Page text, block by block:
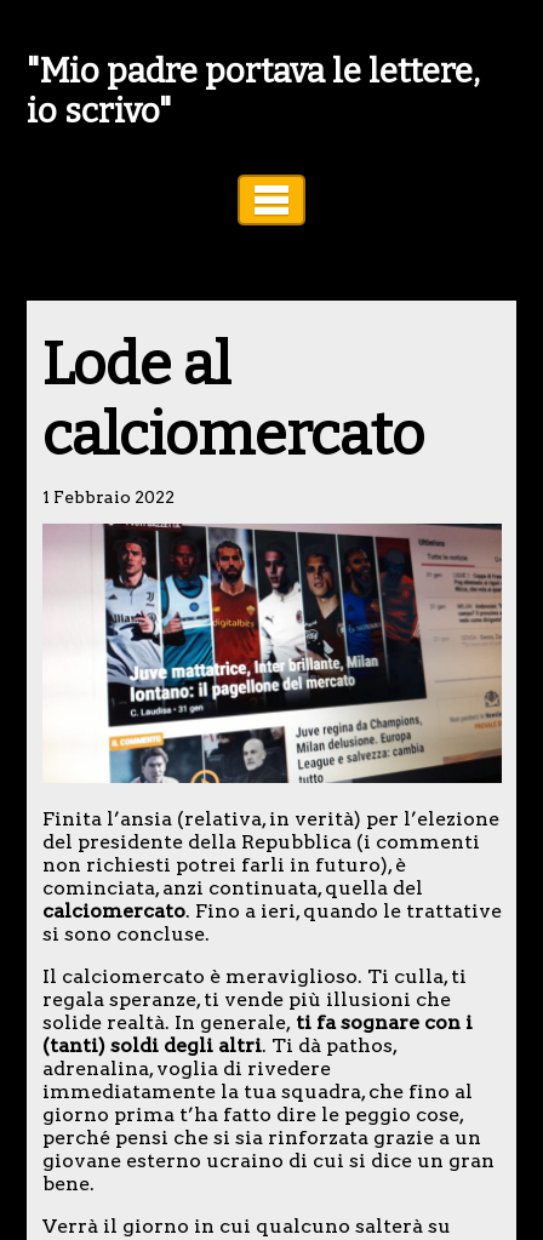
"Mio padre portava le lettere,
io scrivo"
Lode al
calciomercato
1 Febbraio 2022
Finita l’ansia (relativa, in verità) per l’elezione
del presidente della Repubblica (i commenti
non richiesti potrei farli in futuro), è
cominciata, anzi continuata, quella del
calciomercato. Fino a ieri, quando le trattative
si sono concluse.
Il calciomercato è meraviglioso. Ti culla, ti
regala speranze, ti vende più illusioni che
solide realtà. In generale,ti fa sognare con i
(tanti) soldi degli altri. Ti dà pathos,
adrenalina, voglia di rivedere
immediatamente la tua squadra, che fino al
giorno prima t’ha fatto dire le peggio cose,
perché pensi che si sia rinforzata grazie a un
giovane esterno ucraino di cui si dice un gran
bene.
Verrà il giorno in cui qualcuno salterà su